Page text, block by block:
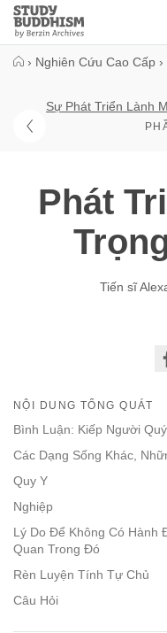
Close
Study
Buddhism
› Nghiên Cứu Cao Cấp ›
Sự Phát Triển Lành
Phát
Tiến sĩ
NỘI DUNG TỔNG QUÁT
Bình Luận: Kiếp Người
Các Dạng Sống Khác,
Quy Y
Nghiệp
Lý Do Để Không Có Hành
Quan Trong Đó
Rèn Luyện Tính Tự Chủ
Câu Hỏi